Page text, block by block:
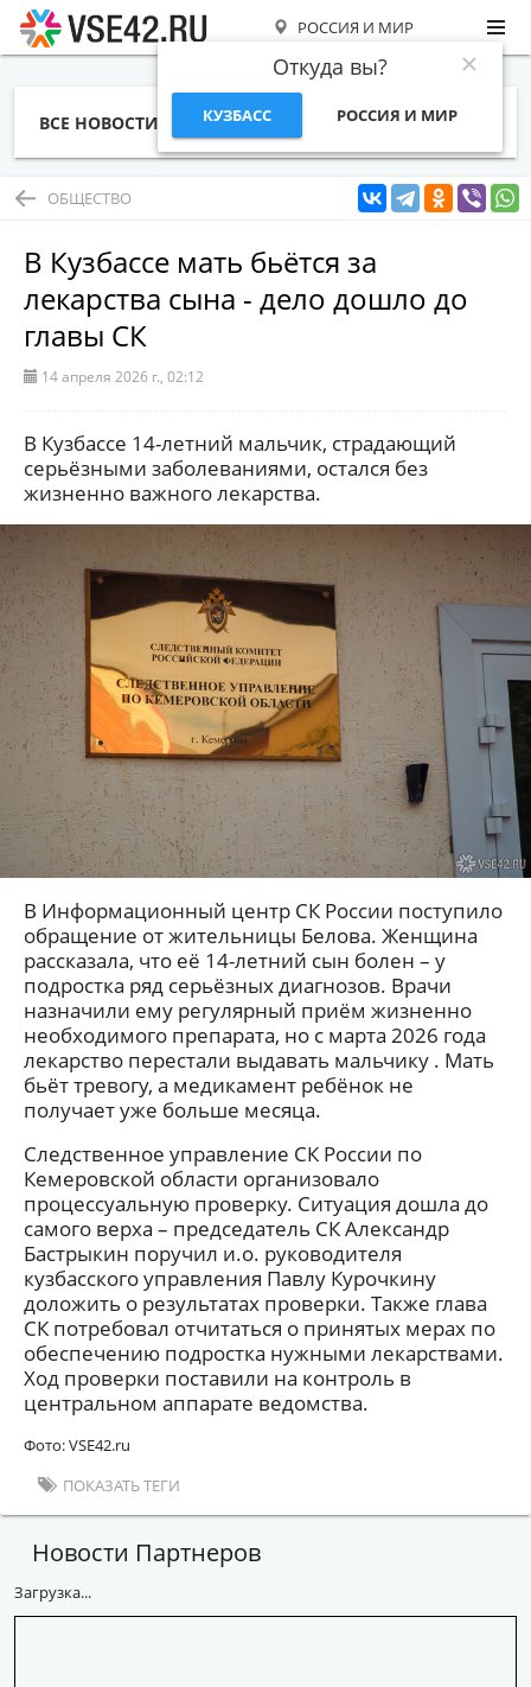
РОССИЯ И МИР
Откуда вы?
КУЗБАСС РОССИЯ И МИР
ВСЕ НОВОСТИ СТАТЬИ ТЕМЫ ФОТО
ОБЩЕСТВО
В Кузбассе мать бьётся за
лекарства сына - дело дошло до
главы СК
14 апреля 2026 г., 02:12
В Кузбассе 14-летний мальчик, страдающий
серьёзными заболеваниями, остался без
жизненно важного лекарства.
В Информационный центр СК России поступило
обращение от жительницы Белова. Женщина
рассказала, что её 14-летний сын болен – у
подростка ряд серьёзных диагнозов. Врачи
назначили ему регулярный приём жизненно
необходимого препарата, но с марта 2026 года
лекарство перестали выдавать мальчику . Мать
бьёт тревогу, а медикамент ребёнок не
получает уже больше месяца.
Следственное управление СК России по
Кемеровской области организовало
процессуальную проверку. Ситуация дошла до
самого верха – председатель СК Александр
Бастрыкин поручил и.о. руководителя
кузбасского управления Павлу Курочкину
доложить о результатах проверки. Также глава
СК потребовал отчитаться о принятых мерах по
обеспечению подростка нужными лекарствами.
Ход проверки поставили на контроль в
центральном аппарате ведомства.
Фото: VSE42.ru
ПОКАЗАТЬ ТЕГИ
Новости Партнеров
Загрузка...